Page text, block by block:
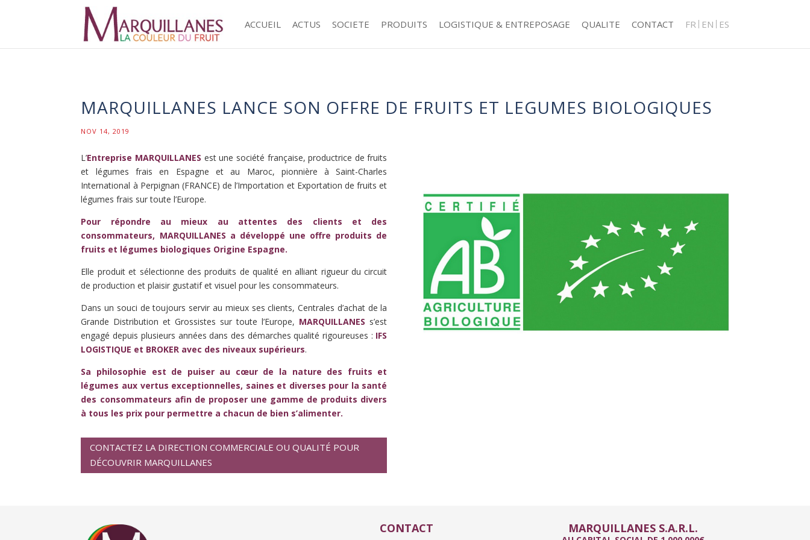
ACCUEIL ACTUS SOCIETE PRODUITS LOGISTIQUE & ENTREPOSAGE QUALITE CONTACT FR EN ES
MARQUILLANES LANCE SON OFFRE DE FRUITS ET LEGUMES BIOLOGIQUES
NOV 14, 2019
L’Entreprise MARQUILLANES est une société française, productrice de fruits
et légumes frais en Espagne et au Maroc, pionnière à Saint-Charles
International à Perpignan (FRANCE) de l’Importation et Exportation de fruits et
légumes frais sur toute l’Europe.
Pour répondre au mieux au attentes des clients et des
consommateurs, MARQUILLANES a développé une offre produits de
fruits et légumes biologiques Origine Espagne.
Elle produit et sélectionne des produits de qualité en alliant rigueur du circuit
de production et plaisir gustatif et visuel pour les consommateurs.
Dans un souci de toujours servir au mieux ses clients, Centrales d’achat de la
Grande Distribution et Grossistes sur toute l’Europe, MARQUILLANES s’est
engagé depuis plusieurs années dans des démarches qualité rigoureuses : IFS
LOGISTIQUE et BROKER avec des niveaux supérieurs.
Sa philosophie est de puiser au cœur de la nature des fruits et
légumes aux vertus exceptionnelles, saines et diverses pour la santé
des consommateurs afin de proposer une gamme de produits divers
à tous les prix pour permettre a chacun de bien s’alimenter.
CONTACTEZ LA DIRECTION COMMERCIALE OU QUALITÉ POUR
DÉCOUVRIR MARQUILLANES
CONTACT MARQUILLANES S.A.R.L.